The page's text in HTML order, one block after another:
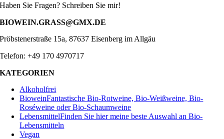
Haben Sie Fragen? Schreiben Sie mir!
BIOWEIN.GRASS@GMX.DE
Pröbstenerstraße 15a, 87637 Eisenberg im Allgäu
Telefon: +49 170 4970717
KATEGORIEN
Alkoholfrei
BioweinFantastische Bio-Rotweine, Bio-Weißweine, Bio-
Roséweine oder Bio-Schaumweine
LebensmittelFinden Sie hier meine beste Auswahl an Bio-
Lebensmitteln
Vegan